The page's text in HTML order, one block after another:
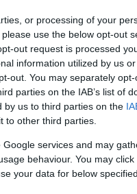
or processing of your
use the below opt-out
out request is processed
information utilized by us
out. You may separately
parties on the IAB’s list of
by us to third parties on the
to other third parties.
services and may
behaviour. You may
your data for below
με την
12:04
11:32